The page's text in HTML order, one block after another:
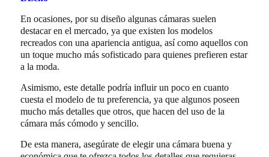
En ocasiones, por su diseño algunas cámaras suelen
destacar en el mercado, ya que existen los modelos
recreados con una apariencia antigua, así como aquellos con
un toque mucho más sofisticado para quienes prefieren estar
a la moda.
Asimismo, este detalle podría influir un poco en cuanto
cuesta el modelo de tu preferencia, ya que algunos poseen
mucho más detalles que otros, que hacen del uso de la
cámara más cómodo y sencillo.
De esta manera, asegúrate de elegir una cámara buena y